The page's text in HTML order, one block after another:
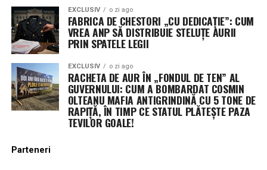
EXCLUSIV o zi ago
FABRICA DE CHESTORI „CU DEDICAȚIE”: CUM
VREA ANP SĂ DISTRIBUIE STELUȚE AURII
PRIN SPATELE LEGII
EXCLUSIV o zi ago
RACHETA DE AUR ÎN „FONDUL DE TEN” AL
GUVERNULUI: CUM A BOMBARDAT COSMIN
OLTEANU MAFIA ANTIGRINDINĂ CU 5 TONE DE
RAPIȚĂ, ÎN TIMP CE STATUL PLĂTEȘTE PAZA
TEVILOR GOALE!
Parteneri